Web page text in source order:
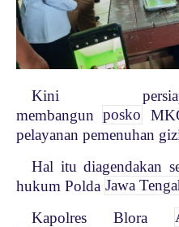
Kini
membangun posko
pelayanan pemenuhan
Hal itu diagendakan
hukum Polda Jawa
Kapolres Blora